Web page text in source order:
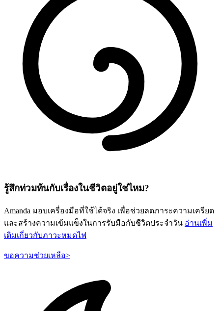
รู้สึกท่วมท้นกับเรื่องในชีวิตอยู่ใช่ไหม?
Amanda มอบเครื่องมือที่ใช้ได้จริง เพื่อช่วยลดภาระความเครียด
และสร้างความเข้มแข็งในการรับมือกับชีวิตประจำวัน อ่านเพิ่ม
เติมเกี่ยวกับภาวะหมดไฟ
ขอความช่วยเหลือ>